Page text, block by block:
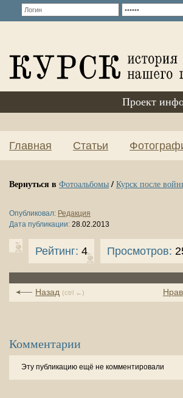
Проект
Главная Статьи
Вернуться в Фотоальбомы/ Курск после
Опубликовал: Редакция
Дата публикации: 28.02.2013
Рейтинг: 4 Просмотров:
Назад (ctrl ←)
Комментарии
Эту публикацию ещё не комментировали